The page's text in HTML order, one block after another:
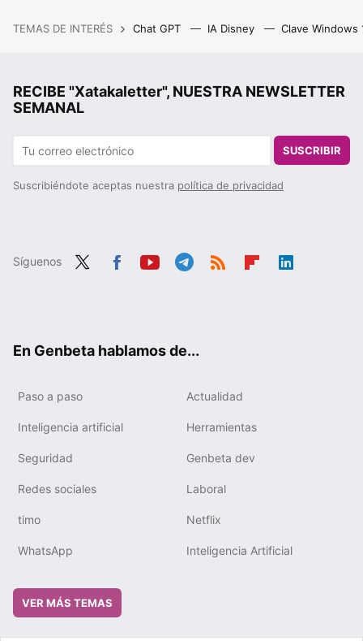
TEMAS DE INTERÉS Chat GPT IA Disney Clave Windows
RECIBE "Xatakaletter", NUESTRA NEWSLETTER
SEMANAL
SUSCRIBIR
Suscribiéndote aceptas nuestra política de privacidad
Síguenos
En Genbeta hablamos de...
Paso a paso Actualidad
Inteligencia artificial Herramientas
Seguridad Genbeta dev
Redes sociales Laboral
timo Netflix
WhatsApp Inteligencia Artificial
VER MÁS TEMAS